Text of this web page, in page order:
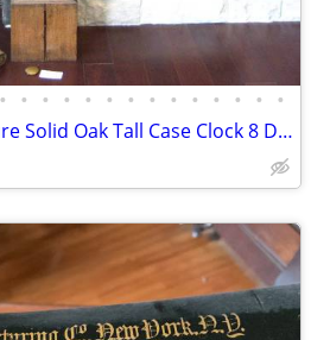
• • • • • • • • • • • • • •
Antique 1800's Miniature Solid Oak Tall Case Clock 8 Day Time